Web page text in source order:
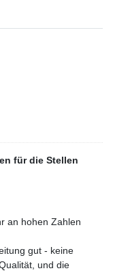
für die Stellen
an hohen Zahlen
gut - keine
und die